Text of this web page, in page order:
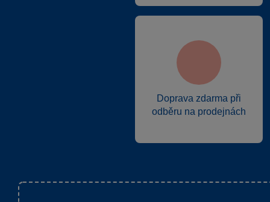
Doprava zdarma při
odběru na prodejnách